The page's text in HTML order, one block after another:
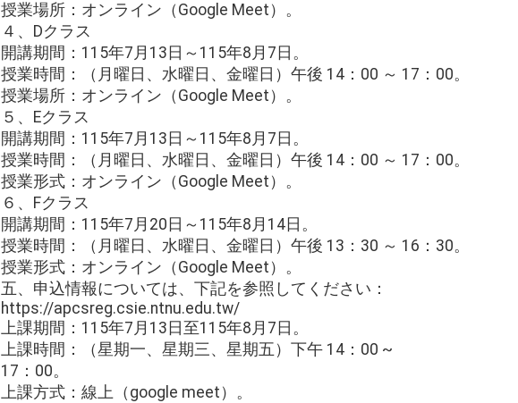
授業場所：オンライン（Google Meet）。
４、Dクラス
開講期間：115年7月13日～115年8月7日。
授業時間：（月曜日、水曜日、金曜日）午後 14：00 ～ 17：00。
授業場所：オンライン（Google Meet）。
５、Eクラス
開講期間：115年7月13日～115年8月7日。
授業時間：（月曜日、水曜日、金曜日）午後 14：00 ～ 17：00。
授業形式：オンライン（Google Meet）。
６、Fクラス
開講期間：115年7月20日～115年8月14日。
授業時間：（月曜日、水曜日、金曜日）午後 13：30 ～ 16：30。
授業形式：オンライン（Google Meet）。
五、申込情報については、下記を参照してください：
https://apcsreg.csie.ntnu.edu.tw/
上課期間：115年7月13日至115年8月7日。
上課時間：（星期一、星期三、星期五）下午 14：00 ~
17：00。
上課方式：線上（google meet）。